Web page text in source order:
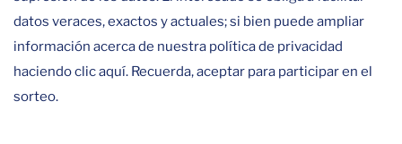
datos veraces, exactos y actuales; si bien puede ampliar
información acerca de nuestra política de privacidad
haciendo clic aquí. Recuerda, aceptar para participar en el
sorteo.